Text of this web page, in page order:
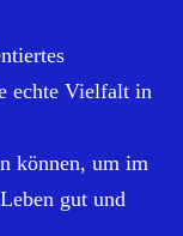
echte Vielfalt in
können, um im
gut und